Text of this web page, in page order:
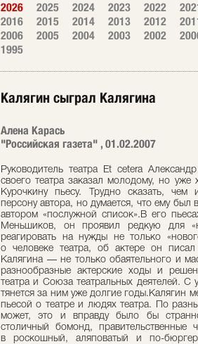
2026 2025 2024 2023 2022
2016
2015 2014 2013 2012
2006
2005 2004 2003 2002
1995
Калягин сыграл Калягина
Алена Карась
"Российская газета" , 01.02.2007
Руководитель театра Et cetera
своего театра заказал молодому, но уже
Курочкину пьесу. Трудно сказать, чем
персону автора, но думается, что ему
автором «послужной список».В его
Меньшиков, он проявил редкую для
реагировать на нужды не только
о человеке театра, об актере он
Калягина — не только обаятельного и
разнообразные актерские ходы и
театра и Союза театральных деятелей. С
тянется за ним уже долгие годы.Калягин
пьесой о театре и людях театра. По
может, это и вправду было бы
столичный бомонд,
в роскошный, аляповатый и по-